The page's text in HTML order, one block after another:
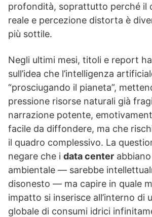
profondità, soprattutto perché il
reale e percezione distorta è
più sottile.
Negli ultimi mesi, titoli e report
sull’idea che l’intelligenza
“prosciugando il pianeta”,
pressione risorse naturali già
narrazione potente,
facile da diffondere, ma che
il quadro complessivo. La
negare che i data center
ambientale — sarebbe
disonesto — ma capire in quale
impatto si inserisce all’interno di
globale di consumi idrici